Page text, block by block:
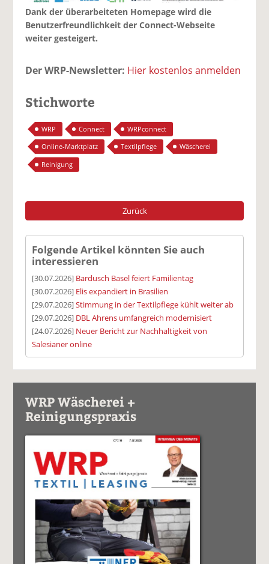
Dank der überarbeiteten Homepage wird die
Benutzerfreundlichkeit der Connect-Webseite
weiter gesteigert.
Der WRP-Newsletter: Hier kostenlos anmelden
Stichworte
WRP Connect
WRPconnect
Online-Marktplatz
Textilpflege
Wäscherei
Reinigung
Zurück
Folgende Artikel könnten Sie auch
interessieren
[30.07.2026] Bardusch Basel feiert Familientag
[30.07.2026] Elis expandiert in Brasilien
[29.07.2026]Stimmung in der Textilpflege kühlt weiter ab
[29.07.2026] DBL Ahrens umfangreich modernisiert
[24.07.2026] Neuer Bericht zur Nachhaltigkeit von
Salesianer online
WRP Wäscherei +
Reinigungspraxis